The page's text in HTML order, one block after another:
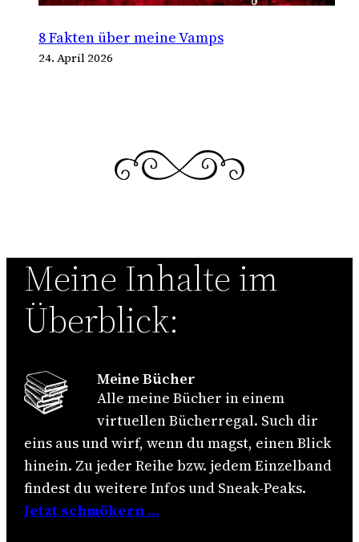
8 Fakten über meine Vamps
24. April 2026
Meine Inhalte im
Überblick:
Meine Bücher
Alle meine Bücher in einem
virtuellen Bücherregal. Such dir
eins aus und wirf, wenn du magst, einen Blick
hinein. Zu jeder Reihe bzw. jedem Einzelband
findest du weitere Infos und Sneak-Peaks.
Jetzt schmökern …